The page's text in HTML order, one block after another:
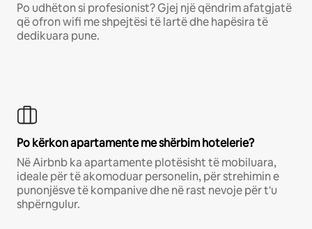
Po udhëton si profesionist? Gjej një qëndrim afatgjatë
që ofron wifi me shpejtësi të lartë dhe hapësira të
dedikuara pune.
Po kërkon apartamente me shërbim hotelerie?
Në Airbnb ka apartamente plotësisht të mobiluara,
ideale për të akomoduar personelin, për strehimin e
punonjësve të kompanive dhe në rast nevoje për t'u
shpërngulur.